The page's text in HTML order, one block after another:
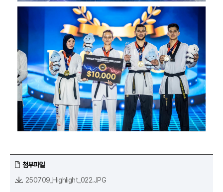
첨부파일
250709_Highlight_022.JPG